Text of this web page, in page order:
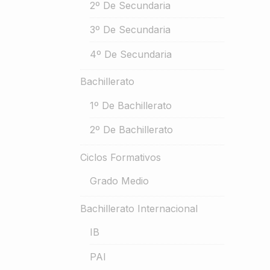
2º De Secundaria
3º De Secundaria
4º De Secundaria
Bachillerato
1º De Bachillerato
2º De Bachillerato
Ciclos Formativos
Grado Medio
Bachillerato Internacional
IB
PAI